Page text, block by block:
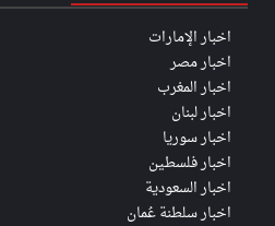
اخبار الإمارات
اخبار مصر
اخبار المغرب
اخبار لبنان
اخبار سوريا
اخبار فلسطين
اخبار السعودية
اخبار سلطنة عُمان